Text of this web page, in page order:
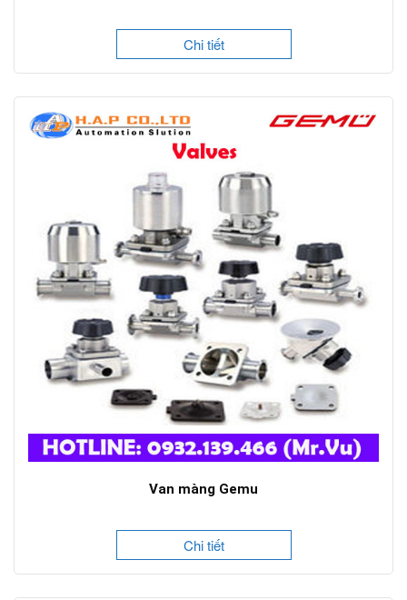
Chi tiết
Van màng Gemu
Chi tiết